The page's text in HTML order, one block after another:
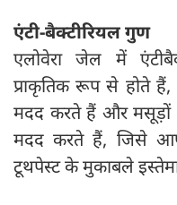
एंटी-बैक्टीरियल गुण
एलोवेरा जेल में
प्राकृतिक रूप से होते हैं,
मदद करते हैं और मसूड़ों
मदद करते हैं, जिसे आप
टूथपेस्ट के मुकाबले